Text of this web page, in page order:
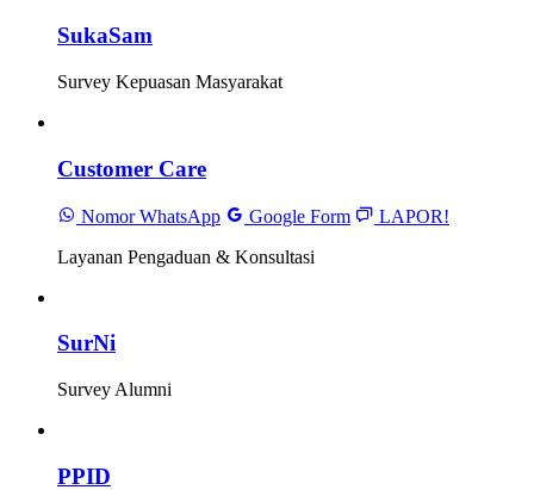
SukaSam
Survey Kepuasan Masyarakat
Customer Care
Nomor WhatsApp Google Form
LAPOR!
Layanan Pengaduan & Konsultasi
SurNi
Survey Alumni
PPID